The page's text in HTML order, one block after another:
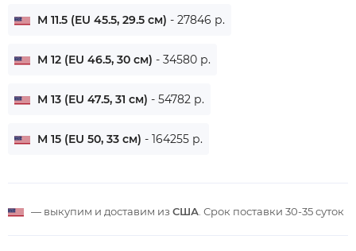
M 11.5 (EU 45.5, 29.5 см) - 27846 р.
M 12 (EU 46.5, 30 см) - 34580 р.
M 13 (EU 47.5, 31 см) - 54782 р.
M 15 (EU 50, 33 см) - 164255 р.
— выкупим и доставим из США . Срок поставки 30-35 суток